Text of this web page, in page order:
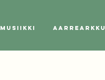
Musiikki Aarrearkku